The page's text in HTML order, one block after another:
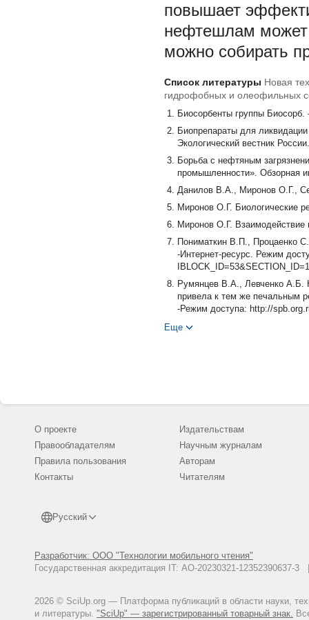
повышает
нефтешлам может
можно собирать
Список литературы Новая
гидрофобных и олеофильных
Биосорбенты группы
Биопрепараты для
Экологический вестник
Борьба с нефтяным
промышленности». Обзорная
Данилов В.А., Миронов О.Г.,
Миронов О.Г. Биологические
Миронов О.Г.
Пониматкин В.П., Процаенко
-Интернет-ресурс. Режим
Румянцев В.А., Левченко А.Б.
привела к тем же печальным
-Режим доступа: http://
Шведчиков Г.В. Новый
№ 34 (III ч.).
Еще
О проекте
Правообладателям
Правила пользования
Контакты
Русский
Разработчик: ООО "Технологии мобильного чтения"
Государственная аккредитация IT: АО-20230321-
2026 © SciUp.org — Платформа публикаций в области науки,
и литературы. "SciUp" — зарегистрированный товарный знак.
Издательствам
Научным журналам
Авторам
Читателям